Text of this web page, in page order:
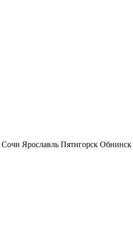
Сочи Ярославль Пятигорск Обнинск